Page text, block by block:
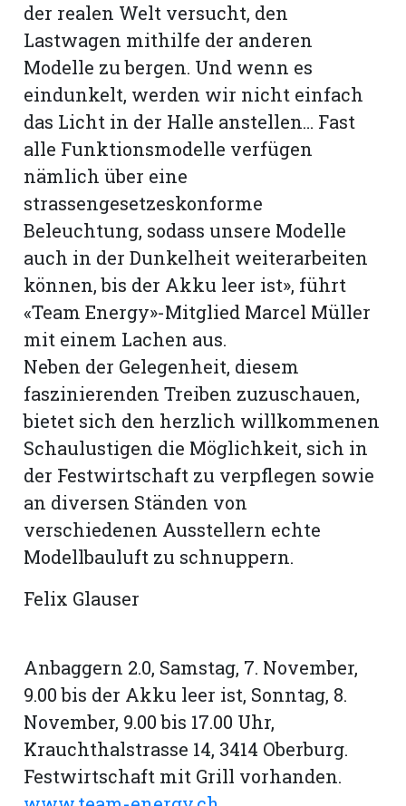
der realen Welt versucht, den
Lastwagen mithilfe der anderen
Modelle zu bergen. Und wenn es
eindunkelt, werden wir nicht einfach
das Licht in der Halle anstellen… Fast
alle Funktionsmodelle verfügen
nämlich über eine
strassengesetzeskonforme
Beleuchtung, sodass unsere Modelle
auch in der Dunkelheit weiterarbeiten
können, bis der Akku leer ist», führt
«Team Energy»-Mitglied Marcel Müller
mit einem Lachen aus.
Neben der Gelegenheit, diesem
faszinierenden Treiben zuzuschauen,
bietet sich den herzlich willkommenen
Schaulustigen die Möglichkeit, sich in
der Festwirtschaft zu verpflegen sowie
an diversen Ständen von
verschiedenen Ausstellern echte
Modellbauluft zu schnuppern.
Felix Glauser
Anbaggern 2.0, Samstag, 7. November,
9.00 bis der Akku leer ist, Sonntag, 8.
November, 9.00 bis 17.00 Uhr,
Krauchthalstrasse 14, 3414 Oberburg.
Festwirtschaft mit Grill vorhanden.